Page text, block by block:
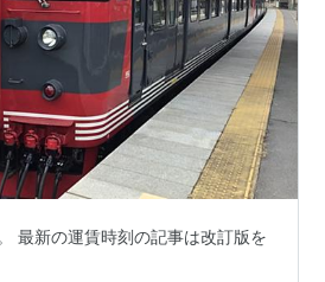
最新の運賃時刻の記事は改訂版を